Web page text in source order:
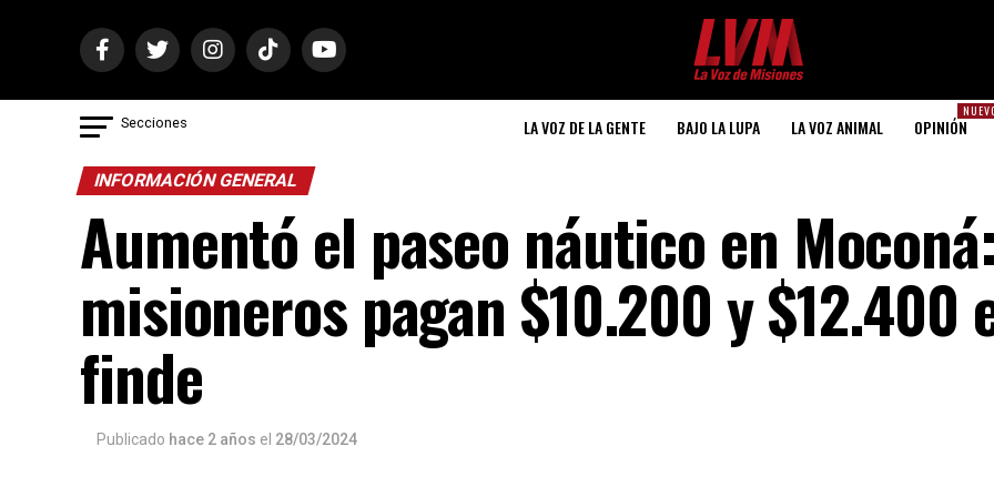
Secciones LA VOZ DE LA GENTE BAJO LA LUPA LA VOZ ANIMAL OPINIÓN
INFORMACIÓN GENERAL
Aumentó el paseo náutico en Moconá:
misioneros pagan $10.200 y $12.400
finde
Publicado hace 2 años el 28/03/2024